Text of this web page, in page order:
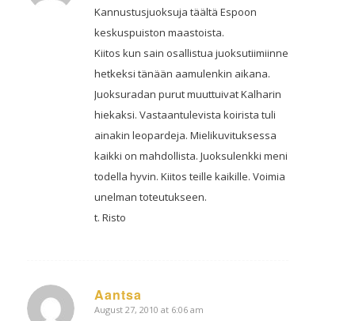
Kannustusjuoksuja täältä Espoon
keskuspuiston maastoista.
Kiitos kun sain osallistua juoksutiimiinne
hetkeksi tänään aamulenkin aikana.
Juoksuradan purut muuttuivat Kalharin
hiekaksi. Vastaantulevista koirista tuli
ainakin leopardeja. Mielikuvituksessa
kaikki on mahdollista. Juoksulenkki meni
todella hyvin. Kiitos teille kaikille. Voimia
unelman toteutukseen.
t. Risto
Aantsa
says:
August 27, 2010 at 6:06 am